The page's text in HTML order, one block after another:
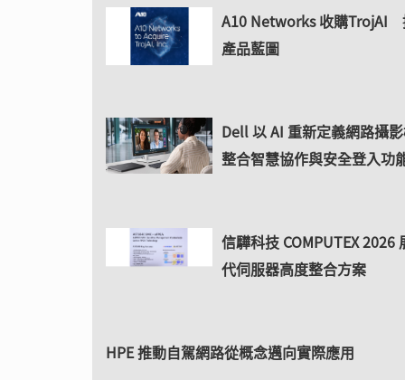
A10 Networks 收購TrojAI
產品藍圖
Dell 以 AI 重新定義網路攝
整合智慧協作與安全登入功
信驊科技 COMPUTEX 2026
代伺服器高度整合方案
HPE 推動自駕網路從概念邁向實際應用